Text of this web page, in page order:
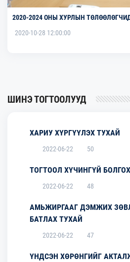
2020-2024 ОНЫ ХУРЛЫН
2020-10-28 12:00:00
ШИНЭ ТОГТООЛУУД
ХАРИУ ХҮРГҮҮЛЭХ ТУХАЙ
2022-06-22 50
ТОГТООЛ ХҮЧИНГҮЙ
2022-06-22 48
АМЬЖИРГААГ ДЭМЖИХ
БАТЛАХ ТУХАЙ
2022-06-22 47
ҮНДСЭН ХӨРӨНГИЙГ